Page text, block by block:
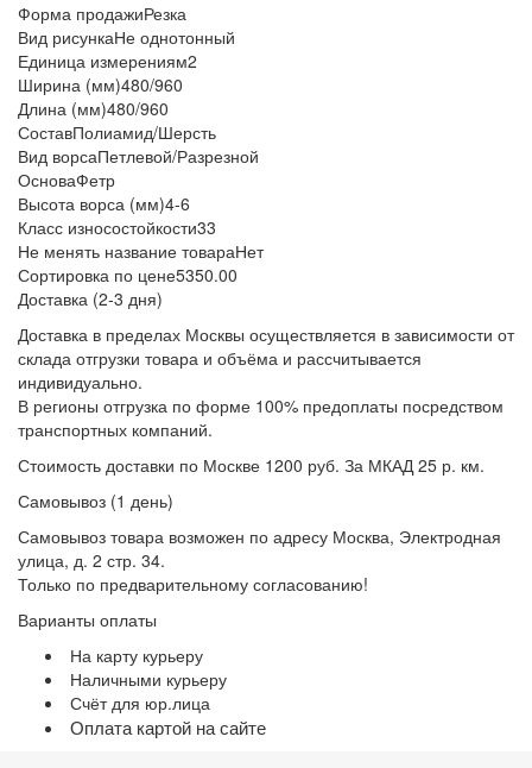
Форма продажиРезка
Вид рисункаНе однотонный
Единица измерениям2
Ширина (мм)480/960
Длина (мм)480/960
СоставПолиамид/Шерсть
Вид ворсаПетлевой/Разрезной
ОсноваФетр
Высота ворса (мм)4-6
Класс износостойкости33
Не менять название товараНет
Сортировка по цене5350.00
Доставка (2-3 дня)
Доставка в пределах Москвы осуществляется в зависимости от
склада отгрузки товара и объёма и рассчитывается
индивидуально.
В регионы отгрузка по форме 100% предоплаты посредством
транспортных компаний.
Стоимость доставки по Москве 1200 руб. За МКАД 25 р. км.
Самовывоз (1 день)
Самовывоз товара возможен по адресу Москва, Электродная
улица, д. 2 стр. 34.
Только по предварительному согласованию!
Варианты оплаты
На карту курьеру
Наличными курьеру
Счёт для юр.лица
Оплата картой на сайте